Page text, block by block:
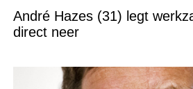
André Hazes (31) legt
direct neer